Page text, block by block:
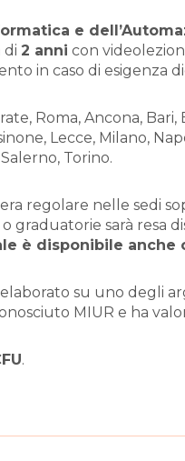
e
di 2 anni con
in caso di esigenza
Roma, Ancona, Bari,
Lecce, Milano,
Torino.
regolare nelle sedi
o graduatorie sarà resa
è disponibile anche
su uno degli
MIUR e ha
.